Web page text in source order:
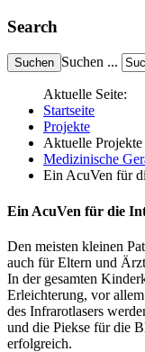
Search
Suchen ...
Aktuelle Seite:
Startseite
Projekte
Aktuelle Projekte
Medizinische
Ein AcuVen für
Ein AcuVen für die
Den meisten kleinen
auch für Eltern und
In der gesamten
Erleichterung, vor
des Infrarotlasers
und die Piekse für die
erfolgreich.